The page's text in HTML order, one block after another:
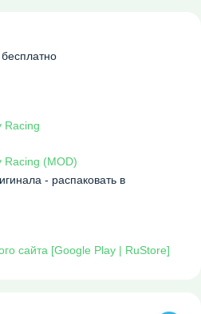
Racing
Racing (MOD)
- распаковать в
сайта [Google Play | RuStore]